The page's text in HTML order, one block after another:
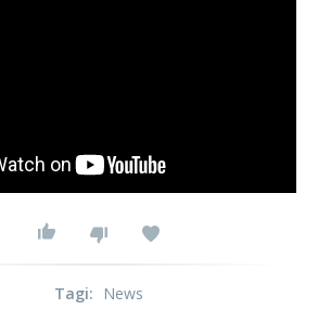
Tagi: News